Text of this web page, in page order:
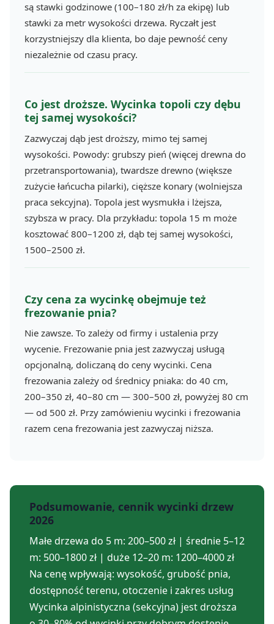
są stawki godzinowe (100–180 zł/h za ekipę) lub
stawki za metr wysokości drzewa. Ryczałt jest
korzystniejszy dla klienta, bo daje pewność ceny
niezależnie od czasu pracy.
Co jest droższe. Wycinka topoli czy dębu
tej samej wysokości?
Zazwyczaj dąb jest droższy, mimo tej samej
wysokości. Powody: grubszy pień (więcej drewna do
przetransportowania), twardsze drewno (większe
zużycie łańcucha pilarki), cięższe konary (wolniejsza
praca sekcyjna). Topola jest wysmukła i lżejsza,
szybsza w pracy. Dla przykładu: topola 15 m może
kosztować 800–1200 zł, dąb tej samej wysokości,
1500–2500 zł.
Czy cena za wycinkę obejmuje też
frezowanie pnia?
Nie zawsze. To zależy od firmy i ustalenia przy
wycenie. Frezowanie pnia jest zazwyczaj usługą
opcjonalną, doliczaną do ceny wycinki. Cena
frezowania zależy od średnicy pniaka: do 40 cm,
200–350 zł, 40–80 cm — 300–500 zł, powyżej 80 cm
— od 500 zł. Przy zamówieniu wycinki i frezowania
razem cena frezowania jest zazwyczaj niższa.
Podsumowanie, cennik wycinki drzew
2026
Małe drzewa do 5 m: 200–500 zł | średnie 5–12
m: 500–1800 zł | duże 12–20 m: 1200–4000 zł
Na cenę wpływają: wysokość, grubość pnia,
dostępność terenu, otoczenie i zakres usług
Wycinka alpinistyczna (sekcyjna) jest droższa